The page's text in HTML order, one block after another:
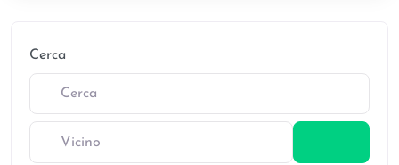
Cerca
Vicino